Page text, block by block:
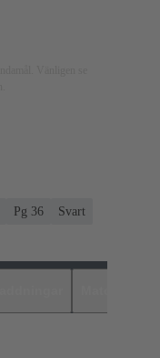
Pg 36 Svart